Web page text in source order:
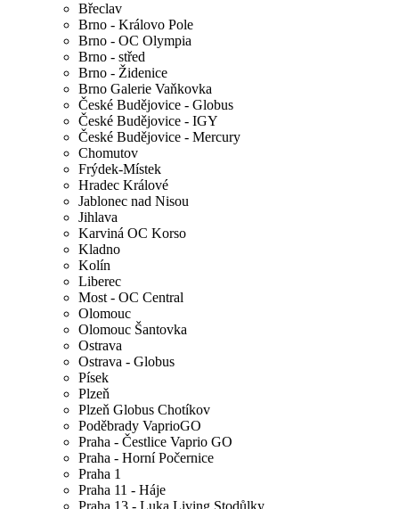
Břeclav
Brno - Královo Pole
Brno - OC Olympia
Brno - střed
Brno - Židenice
Brno Galerie Vaňkovka
České Budějovice - Globus
České Budějovice - IGY
České Budějovice - Mercury
Chomutov
Frýdek-Místek
Hradec Králové
Jablonec nad Nisou
Jihlava
Karviná OC Korso
Kladno
Kolín
Liberec
Most - OC Central
Olomouc
Olomouc Šantovka
Ostrava
Ostrava - Globus
Písek
Plzeň
Plzeň Globus Chotíkov
Poděbrady VaprioGO
Praha - Čestlice Vaprio GO
Praha - Horní Počernice
Praha 1
Praha 11 - Háje